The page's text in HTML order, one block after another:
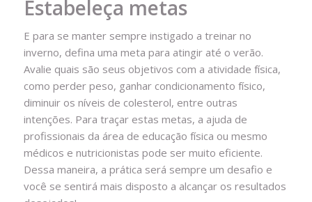
Estabeleça metas
E para se manter sempre instigado a treinar no
inverno, defina uma meta para atingir até o verão.
Avalie quais são seus objetivos com a atividade física,
como perder peso, ganhar condicionamento físico,
diminuir os níveis de colesterol, entre outras
intenções. Para traçar estas metas, a ajuda de
profissionais da área de educação física ou mesmo
médicos e nutricionistas pode ser muito eficiente.
Dessa maneira, a prática será sempre um desafio e
você se sentirá mais disposto a alcançar os resultados